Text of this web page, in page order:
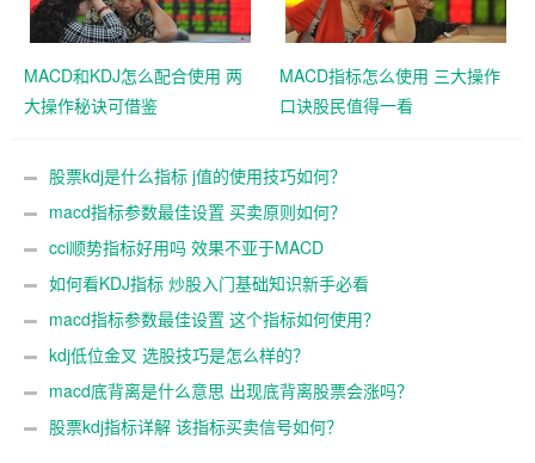
MACD和KDJ怎么配合使用 两
大操作秘诀可借鉴
MACD指标怎么使用 三大操作
口诀股民值得一看
股票kdj是什么指标 j值的使用技巧如何？
macd指标参数最佳设置 买卖原则如何？
cci顺势指标好用吗 效果不亚于MACD
如何看KDJ指标 炒股入门基础知识新手必看
macd指标参数最佳设置 这个指标如何使用？
kdj低位金叉 选股技巧是怎么样的？
macd底背离是什么意思 出现底背离股票会涨吗？
股票kdj指标详解 该指标买卖信号如何？